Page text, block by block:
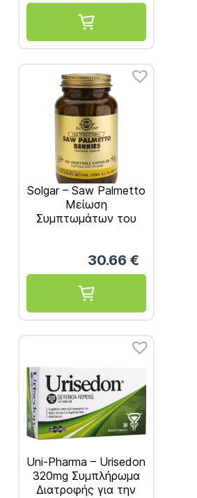
Solgar – Saw Palmetto
Μείωση
Συμπτωμάτων του
30.66 €
Uni-Pharma – Urisedon
320mg Συμπλήρωμα
Διατροφής για την